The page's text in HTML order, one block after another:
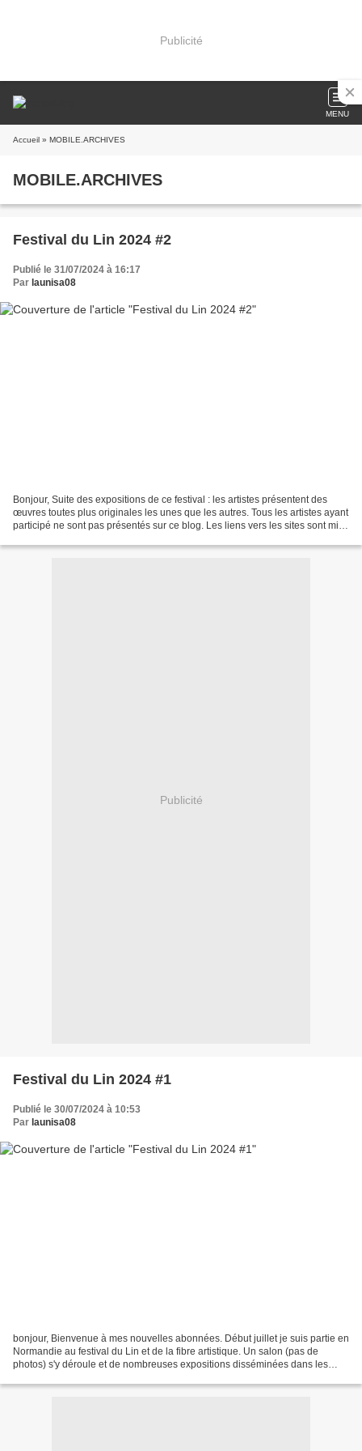
Publicité
MENU
Accueil » MOBILE.ARCHIVES
MOBILE.ARCHIVES
Festival du Lin 2024 #2
Publié le 31/07/2024 à 16:17
Par launisa08
Bonjour, Suite des expositions de ce festival : les artistes présentent des
œuvres toutes plus originales les unes que les autres. Tous les artistes ayant
participé ne sont pas présentés sur ce blog. Les liens vers les sites sont mis
Publicité
Festival du Lin 2024 #1
Publié le 30/07/2024 à 10:53
Par launisa08
bonjour, Bienvenue à mes nouvelles abonnées. Début juillet je suis partie en
Normandie au festival du Lin et de la fibre artistique. Un salon (pas de
photos) s'y déroule et de nombreuses expositions disséminées dans les